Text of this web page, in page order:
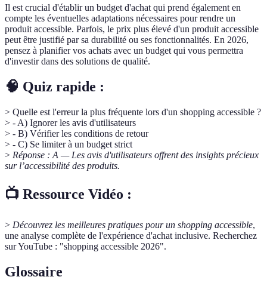
Il est crucial d'établir un budget d'achat qui prend également en
compte les éventuelles adaptations nécessaires pour rendre un
produit accessible. Parfois, le prix plus élevé d'un produit accessible
peut être justifié par sa durabilité ou ses fonctionnalités. En 2026,
pensez à planifier vos achats avec un budget qui vous permettra
d'investir dans des solutions de qualité.
🧠 Quiz rapide :
> Quelle est l'erreur la plus fréquente lors d'un shopping accessible ?
> - A) Ignorer les avis d'utilisateurs
> - B) Vérifier les conditions de retour
> - C) Se limiter à un budget strict
> Réponse : A — Les avis d'utilisateurs offrent des insights précieux
sur l’accessibilité des produits.
📺 Ressource Vidéo :
> Découvrez les meilleures pratiques pour un shopping accessible,
une analyse complète de l'expérience d'achat inclusive. Recherchez
sur YouTube : "shopping accessible 2026".
Glossaire